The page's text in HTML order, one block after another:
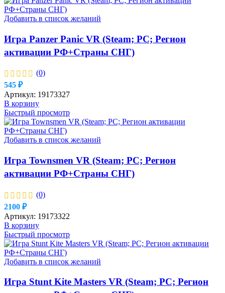
Добавить в список желаний
Игра Panzer Panic VR (Steam; PC; Регион
активации РФ+Страны СНГ)
(0)
545 ₽
Артикул: 19173327
В корзину
Быстрый просмотр
Добавить в список желаний
Игра Townsmen VR (Steam; PC; Регион
активации РФ+Страны СНГ)
(0)
2100 ₽
Артикул: 19173322
В корзину
Быстрый просмотр
Добавить в список желаний
Игра Stunt Kite Masters VR (Steam; PC; Регион